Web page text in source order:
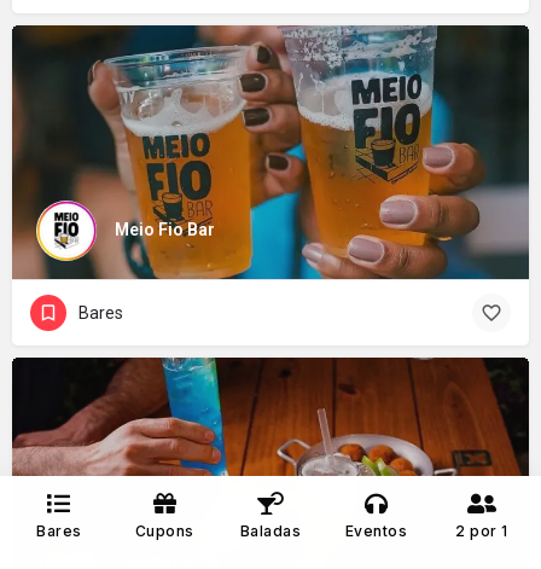
Meio Fio Bar
Bares
Bares Cupons Baladas Eventos 2 por 1